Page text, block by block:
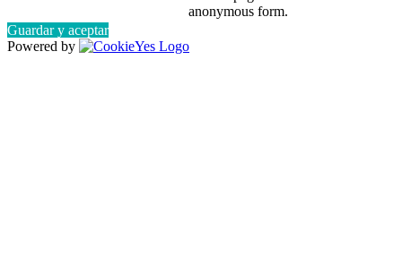
anonymous form.
Guardar y aceptar
Powered by